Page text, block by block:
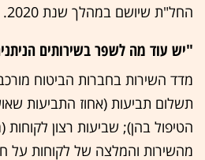
החל"ת שיושם במהלך שנת 2020.
"יש עוד מה לשפר בשירותים
מדד השירות בחברות הביטוח
תשלום תביעות (אחוז התביעות
הטיפול בהן); שביעות רצון לקוחות
מהשירות והמלצה של לקוחות על